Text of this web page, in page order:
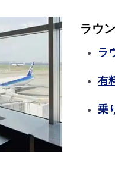
ラウ
ラ
有
乗